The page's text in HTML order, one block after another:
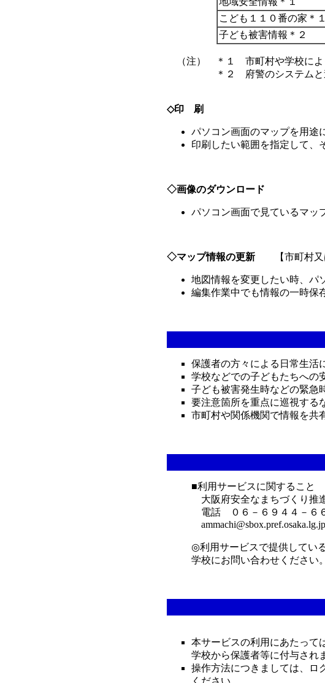
こども１１０番の家＊１
子ども被害情報＊２
（注） ＊１ 市町村や学校によ
＊２ 府警のシステムと連動
◇印 刷
パソコン画面のマップを用途
印刷したい範囲を指定して、
◇画像のダウンロード
パソコン画面で見ているマッ
◇マップ情報の更新 【市町村又は
地図情報を変更したい時、パ
編集作業中でも情報の一時保
保護者の方々による日常生活
学校などでの子どもたちへの
子ども被害発生時などの緊急
要注意箇所を重点に巡視する
市町村や関係機関で情報を共
■利用サービスに関すること
大阪府安全なまちづくり推
電話 ０６－６９４４－６
ammachi@sbox.pref.osaka.lg.jp
◎利用サービスで提供してい
学校にお問い合わせください。
本サービスの利用にあたって
学校から保護者等に付与され
操作方法につきましては、ロ
ください。